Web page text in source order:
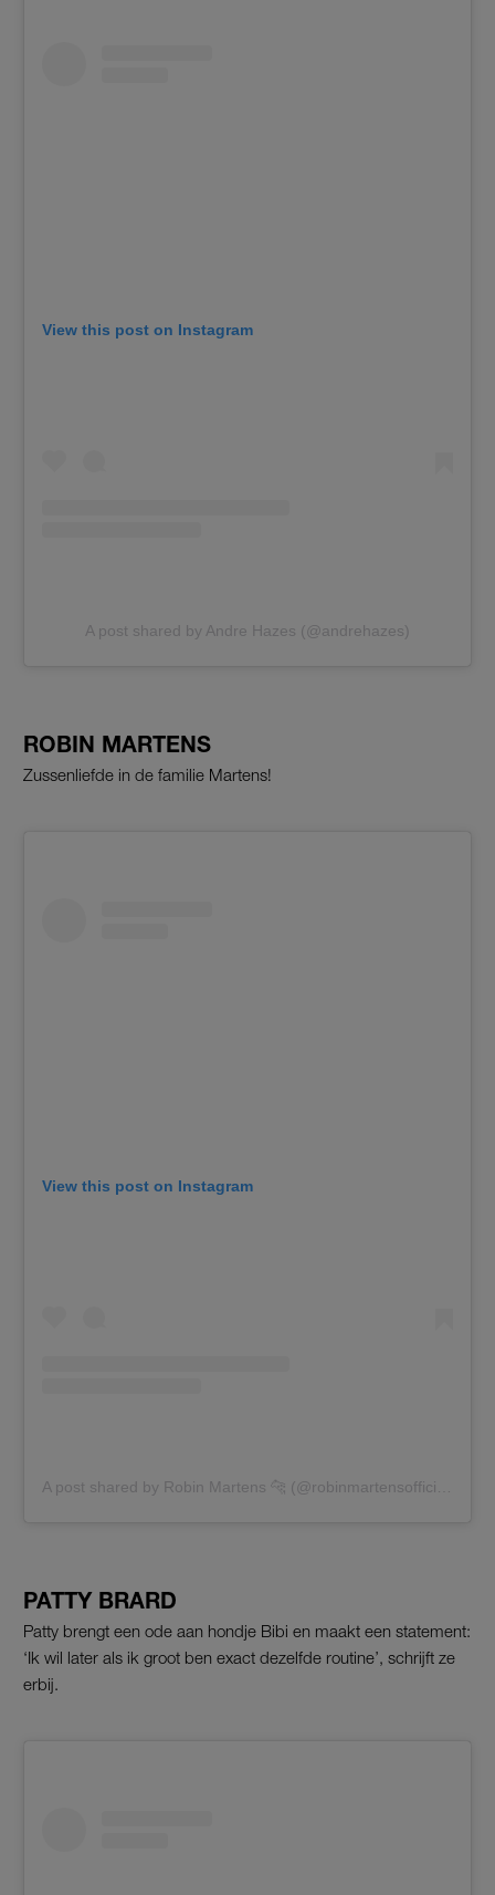
View this post on Instagram
A post shared by Andre Hazes (@andrehazes)
ROBIN MARTENS
Zussenliefde in de familie Martens!
View this post on Instagram
PATTY BRARD
Patty brengt een ode aan hondje Bibi en maakt een statement:
‘Ik wil later als ik groot ben exact dezelfde routine’, schrijft ze
erbij.